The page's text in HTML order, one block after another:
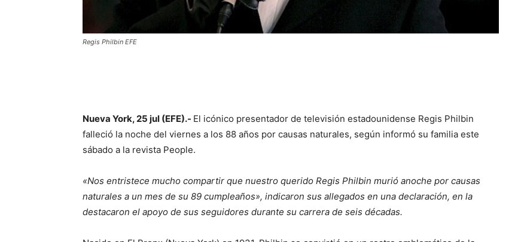
Regis Philbin EFE
Nueva York, 25 jul (EFE).- El icónico presentador de televisión estadounidense Regis Philbin
falleció la noche del viernes a los 88 años por causas naturales, según informó su familia este
sábado a la revista People.
«Nos entristece mucho compartir que nuestro querido Regis Philbin murió anoche por causas
naturales a un mes de su 89 cumpleaños», indicaron sus allegados en una declaración, en la
destacaron el apoyo de sus seguidores durante su carrera de seis décadas.